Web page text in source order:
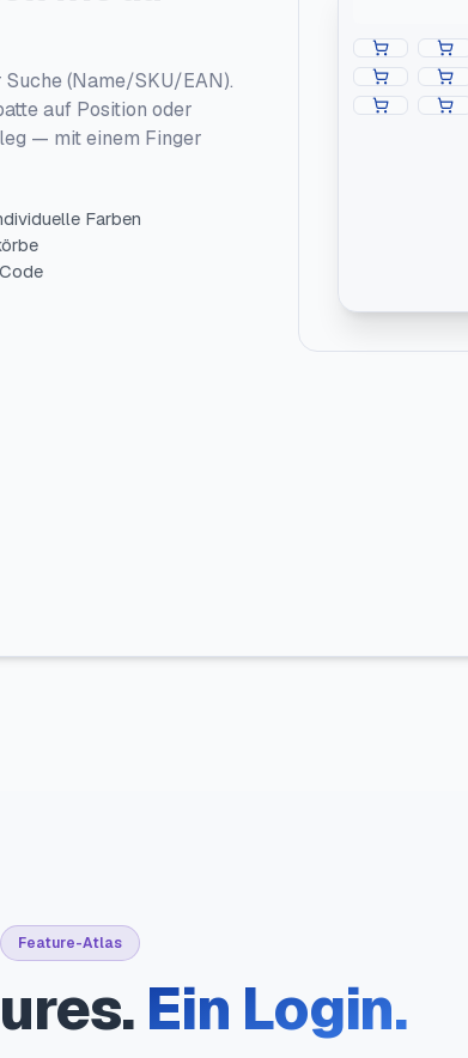
(Name/SKU/EAN).
auf Position oder
— mit einem Finger
Farben
Feature-Atlas
Ein Login.